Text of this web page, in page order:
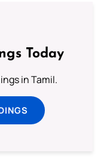
Today
in Tamil.